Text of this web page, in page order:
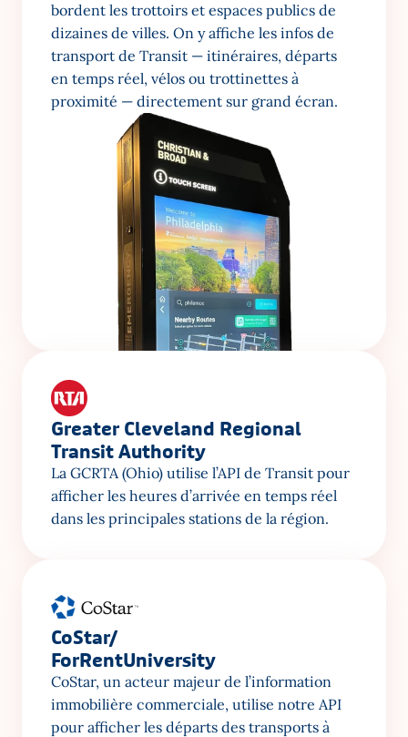
bordent les trottoirs et espaces publics de
dizaines de villes. On y affiche les infos de
transport de Transit — itinéraires, départs
en temps réel, vélos ou trottinettes à
proximité — directement sur grand écran.
Greater Cleveland Regional
Transit Authority
La GCRTA (Ohio) utilise l’API de Transit pour
afficher les heures d’arrivée en temps réel
dans les principales stations de la région.
CoStar/
ForRentUniversity
CoStar, un acteur majeur de l’information
immobilière commerciale, utilise notre API
pour afficher les départs des transports à